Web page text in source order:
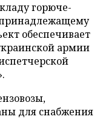
горюче-
обеспечивает
армии
для снабжения